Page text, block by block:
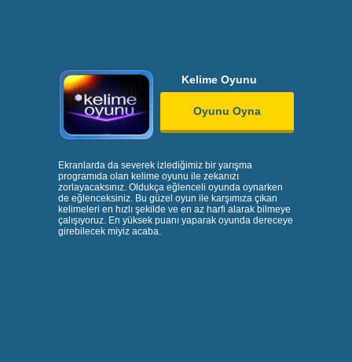
Kelime Oyunu
Oyunu Oyna
Ekranlarda da severek izlediğimiz bir yarışma
programıda olan kelime oyunu ile zekanızı
zorlayacaksınız. Oldukça eğlenceli oyunda oynarken
de eğlenceksiniz. Bu güzel oyun ile karşımıza çıkan
kelimeleri en hızlı şekilde ve en az harfi alarak bilmeye
çalışıyoruz. En yüksek puanı yaparak oyunda dereceye
girebilecek miyiz acaba.